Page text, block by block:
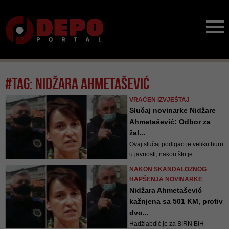
#tag: nidžara ahmetašević
VRAĆEN IZVJEŠTAJ
Slučaj novinarke Nidžare
Ahmetašević: Odbor za
žal...
Ovaj slučaj podigao je veliku buru
u javnosti, nakon što je
narušila javni red i mir, a zatim
prekršaja, ignorišući upozorenje
policajaca
NAKON SKANDALOZNOG
HAPŠENJA NOVINARKE
Nidžara Ahmetašević
kažnjena sa 501 KM, protiv
dvo...
Hadžiabdić je za BIRN BiH